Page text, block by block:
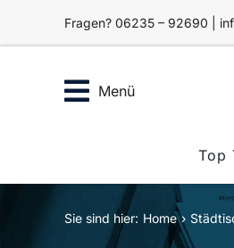
Fragen? 06235 – 92690 |
Menü
Top
Sie sind hier: Home